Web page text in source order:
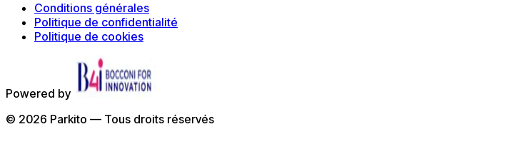
Conditions générales
Politique de confidentialité
Politique de cookies
Powered by
© 2026 Parkito — Tous droits réservés